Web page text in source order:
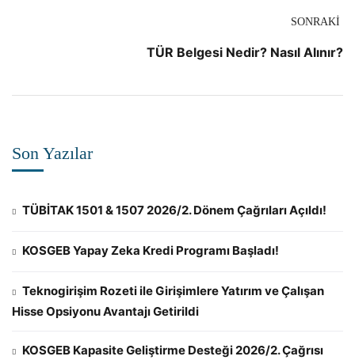
SONRAKI
TÜR Belgesi Nedir? Nasıl Alınır?
Son Yazılar
TÜBİTAK 1501 & 1507 2026/2. Dönem Çağrıları Açıldı!
KOSGEB Yapay Zeka Kredi Programı Başladı!
Teknogirişim Rozeti ile Girişimlere Yatırım ve Çalışan
Hisse Opsiyonu Avantajı Getirildi
KOSGEB Kapasite Geliştirme Desteği 2026/2. Çağrısı